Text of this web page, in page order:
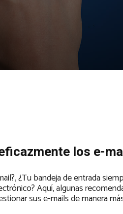
los e-
¿Tu bandeja de entrada
Aquí, algunas
sus e-mails de manera